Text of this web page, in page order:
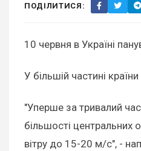
ПОДІЛИТИСЯ:
10 червня в Україні
У більшій частині
"Уперше за тривалий
більшості центральних
вітру до 15-20 м/с", -